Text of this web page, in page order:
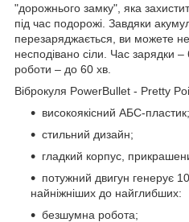
"дорожнього замку", яка
під час подорожі. Завдяки
перезаряджається, ви можете
несподівано сіли. Час зарядки
роботи – до 60 хв.
Віброкуля PowerBullet - Pretty
високоякісний АБС-пластик;
стильний дизайн;
гладкий корпус,
потужний двигун генерує
найніжніших до найглибших:
безшумна робота;